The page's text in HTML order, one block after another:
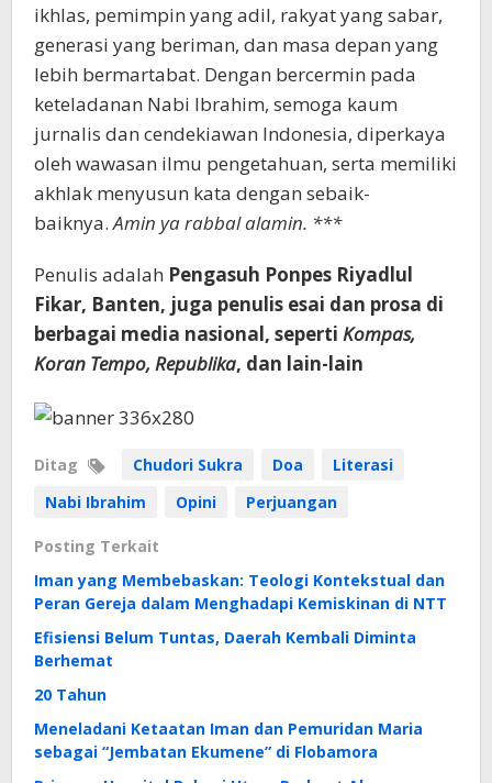
ikhlas, pemimpin yang adil, rakyat yang sabar,
generasi yang beriman, dan masa depan yang
lebih bermartabat. Dengan bercermin pada
keteladanan Nabi Ibrahim, semoga kaum
jurnalis dan cendekiawan Indonesia, diperkaya
oleh wawasan ilmu pengetahuan, serta memiliki
akhlak menyusun kata dengan sebaik-
baiknya.Amin ya rabbal alamin. ***
Penulis adalah Pengasuh Ponpes Riyadlul
Fikar, Banten, juga penulis esai dan prosa di
berbagai media nasional, seperti Kompas,
Koran Tempo, Republika, dan lain-lain
Ditag Chudori Sukra Doa
Literasi
Nabi Ibrahim
Opini Perjuangan
Posting Terkait
Iman yang Membebaskan: Teologi Kontekstual dan
Peran Gereja dalam Menghadapi Kemiskinan di NTT
Efisiensi Belum Tuntas, Daerah Kembali Diminta
Berhemat
20 Tahun
Meneladani Ketaatan Iman dan Pemuridan Maria
sebagai “Jembatan Ekumene” di Flobamora